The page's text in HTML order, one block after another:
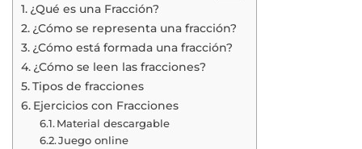
¿Qué es una Fracción?
¿Cómo se representa una fracción?
¿Cómo está formada una fracción?
¿Cómo se leen las fracciones?
Tipos de fracciones
Ejercicios con Fracciones
Material descargable
Juego online